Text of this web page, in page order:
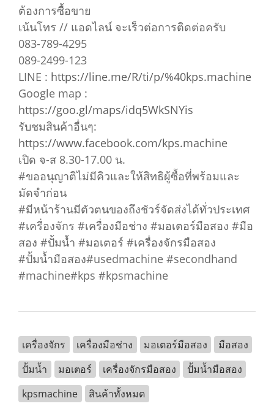
ต้องการซื้อขาย
เน้นโทร // แอดไลน์ จะเร็วต่อการติดต่อครับ
083-789-4295
089-2499-123
LINE : https://line.me/R/ti/p/%40kps.machine
Google map :
https://goo.gl/maps/idq5WkSNYis
รับชมสินค้าอื่นๆ:
https://www.facebook.com/kps.machine
เปิด จ-ส 8.30-17.00 น.
#ขออนุญาติไม่มีคิวและให้สิทธิผู้ซื้อที่พร้อมและ
มัดจำก่อน
#มีหน้าร้านมีตัวตนของถึงชัวร์จัดส่งได้ทั่วประเทศ
#เครื่องจักร #เครื่องมือช่าง #มอเตอร์มือสอง #มือ
สอง #ปั้มน้ำ #มอเตอร์ #เครื่องจักรมือสอง
#ปั้มน้ำมือสอง#usedmachine #secondhand
#machine#kps #kpsmachine
เครื่องจักร เครื่องมือช่าง มอเตอร์มือสอง
มือสอง
ปั้มน้ำ
มอเตอร์ เครื่องจักรมือสอง
ปั้มน้ำมือสอง
kpsmachine
สินค้าทั้งหมด